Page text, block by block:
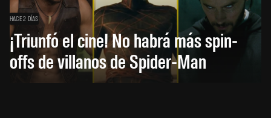
HACE 2 DÍAS
¡Triunfó el cine! No habrá más spin-
offs de villanos de Spider-Man